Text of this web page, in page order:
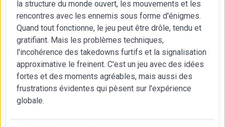
la structure du monde ouvert, les mouvements et les
rencontres avec les ennemis sous forme d'énigmes.
Quand tout fonctionne, le jeu peut être drôle, tendu et
gratifiant. Mais les problèmes techniques,
l'incohérence des takedowns furtifs et la signalisation
approximative le freinent. C'est un jeu avec des idées
fortes et des moments agréables, mais aussi des
frustrations évidentes qui pèsent sur l'expérience
globale.